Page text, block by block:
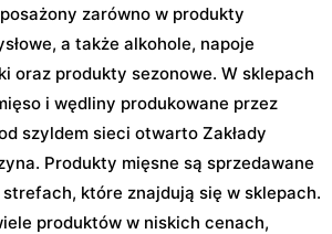
zarówno w produkty
a także alkohole, napoje
oraz produkty sezonowe. W sklepach
i wędliny produkowane przez
szyldem sieci otwarto Zakłady
Produkty mięsne są sprzedawane
które znajdują się w sklepach.
produktów w niskich cenach,